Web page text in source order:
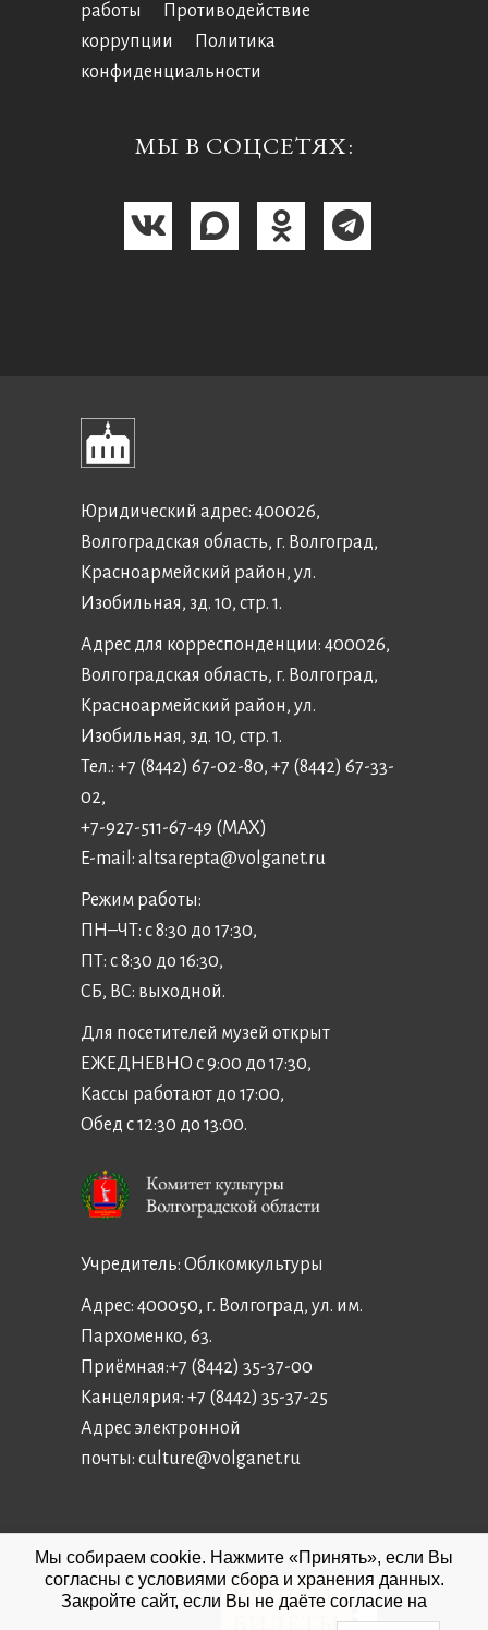
работы
Противодействие
коррупции
Политика
конфиденциальности
МЫ В СОЦСЕТЯХ:
Юридический адрес: 400026,
Волгоградская область, г. Волгоград,
Красноармейский район, ул.
Изобильная, зд. 10, стр. 1.
Адрес для корреспонденции: 400026,
Волгоградская область, г. Волгоград,
Красноармейский район, ул.
Изобильная, зд. 10, стр. 1.
Тел.: +7 (8442) 67-02-80, +7 (8442) 67-33-
02,
+7-927-511-67-49 (MAX)
E-mail: altsarepta@volganet.ru
Режим работы:
ПН–ЧТ: с 8:30 до 17:30,
ПТ: с 8:30 до 16:30,
СБ, ВС: выходной.
Для посетителей музей открыт
ЕЖЕДНЕВНО с 9:00 до 17:30,
Кассы работают до 17:00,
Обед с 12:30 до 13:00.
Учредитель: Облкомкультуры
Адрес: 400050, г. Волгоград, ул. им.
Пархоменко, 63.
Приёмная:+7 (8442) 35-37-00
Канцелярия: +7 (8442) 35-37-25
Адрес электронной
почты: culture@volganet.ru
Мы собираем cookie. Нажмите «Принять», если Вы
согласны с условиями сбора и хранения данных.
Закройте сайт, если Вы не даёте согласие на